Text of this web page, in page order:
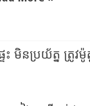
ះ មិនប្រយ័ត្ន ត្រូ